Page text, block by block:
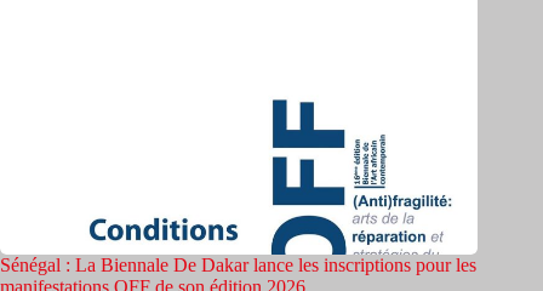
Sénégal : La Biennale De Dakar lance les inscriptions pour les